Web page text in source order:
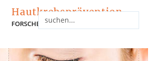
Hautkrebsprävention
FORSCHEN - INFORMIEREN - NETZWERKEN